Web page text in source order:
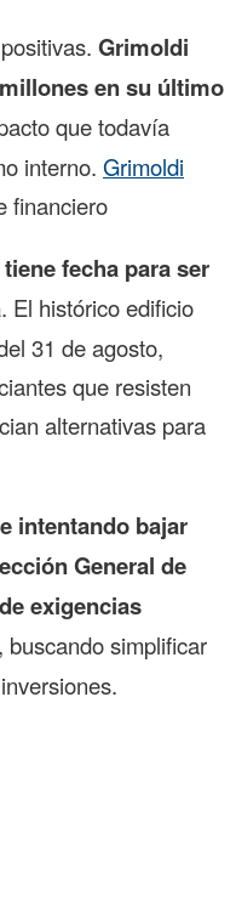
Grimoldi
en su último
que todavía
interno. Grimoldi
financiero
fecha para ser
. El histórico edificio
31 de agosto,
que resisten
alternativas para
intentando bajar
General de
exigencias
, buscando simplificar